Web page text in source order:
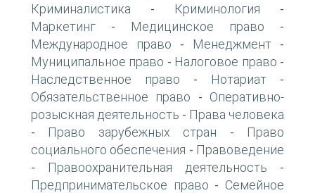
Криминалистика - Криминология -
Маркетинг - Медицинское право -
Международное право - Менеджмент -
Муниципальное право - Налоговое право -
Наследственное право - Нотариат -
Обязательственное право - Оперативно-
розыскная деятельность - Права человека
- Право зарубежных стран -
Право
социального обеспечения - Правоведение
- Правоохранительная деятельность -
Предпринимательское право - Семейное